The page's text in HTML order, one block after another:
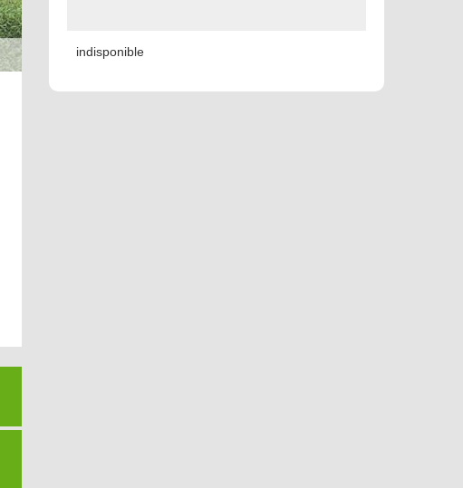
indisponible